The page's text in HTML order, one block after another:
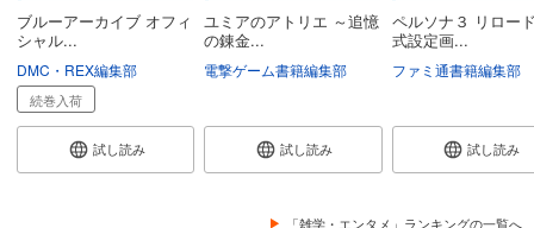
ブルーアーカイブ オフィ
シャル...
DMC・REX編集部
続巻入荷
試し読み
ユミアのアトリエ ～追憶
の錬金...
電撃ゲーム書籍編集部
試し読み
ペルソナ３ リロー
式設定画...
ファミ通書籍編集部
試し読み
「雑学・エンタメ」ランキングの一覧へ